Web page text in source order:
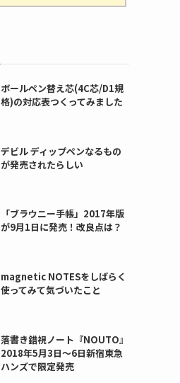
ボールペン替え芯(4C芯/D1規
格)の対応表つくってみました
デビル ディップペンなるもの
が発売されたらしい
「ブラウニー手帳」2017年版
が9月1日に発売！改良点は？
magnetic NOTESをしばらく
使ってみて気づいたこと
落書き錯視ノート『NOUTO』
2018年5月3日〜6日新宿東急
ハンズで限定発売